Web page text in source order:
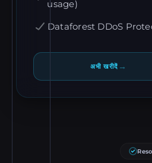
usage)
Dataforest DDoS
अभी खरीदें →